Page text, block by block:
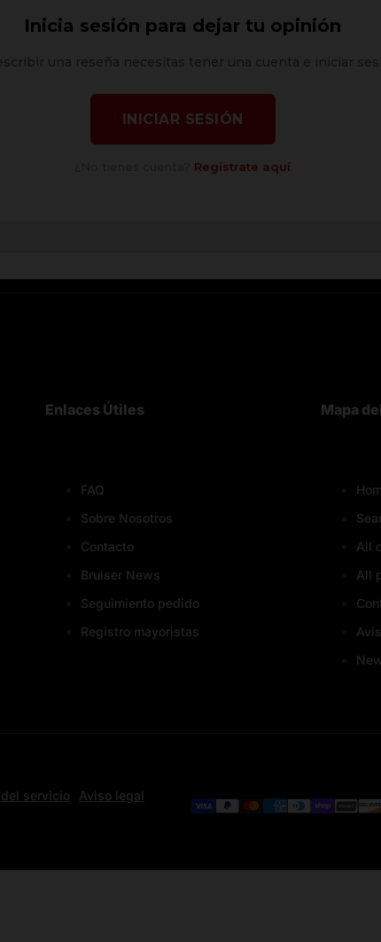
Inicia sesión para dejar tu opinión
INICIAR SESIÓN
Regístrate aquí
Enlaces Útiles
FAQ
Sobre Nosotros
Contacto
Bruiser News
Seguimiento pedido
Registro mayoristas
Mapa
All
All
servicio
Aviso legal